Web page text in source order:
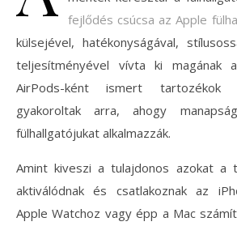
fejlődés csúcsa az Apple
külsejével, hatékonyságával,
teljesítményével vívta ki magának
AirPods-ként ismert tartozékok
gyakoroltak arra, ahogy
fülhallgatójukat alkalmazzák.
Amint kiveszi a tulajdonos azokat a
aktiválódnak és csatlakoznak az
Apple Watchoz vagy épp a Mac